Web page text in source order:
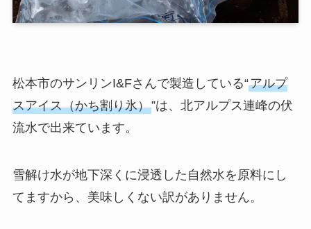
松本市のサンリンI&Fさんで製造している“アルプ
スアイス（かち割り氷）”は、北アルプス連峰の伏
流水で出来ています。
雪解け水が地下深くに浸透した自然水を原料にし
てますから、美味しくない訳がありません。